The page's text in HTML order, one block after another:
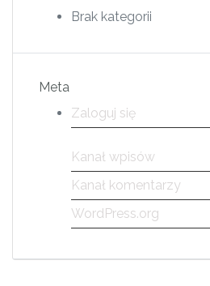
Brak kategorii
Meta
Zaloguj się
Kanał wpisów
Kanał komentarzy
WordPress.org